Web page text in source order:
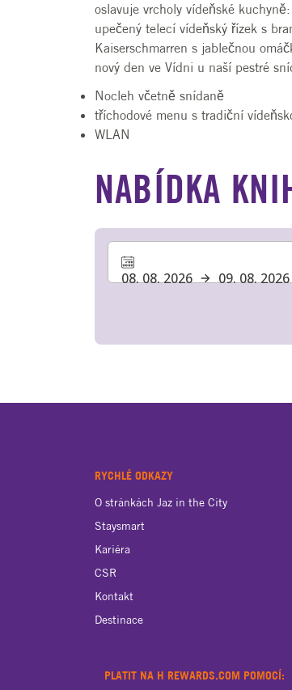
oslavuje vrcholy vídeňské
upečený telecí vídeňský řízek s
Kaiserschmarren s jablečnou
nový den ve Vídni u naší pestré
Nocleh včetně snídaně
tříchodové menu s tradiční
WLAN
NABÍDKA
08. 08. 2026 09. 08. 2026
RYCHLÉ ODKAZY
O stránkách Jaz in the City
Staysmart
Kariéra
CSR
Kontakt
Destinace
PLATIT NA H REWARDS.COM POMOCÍ: